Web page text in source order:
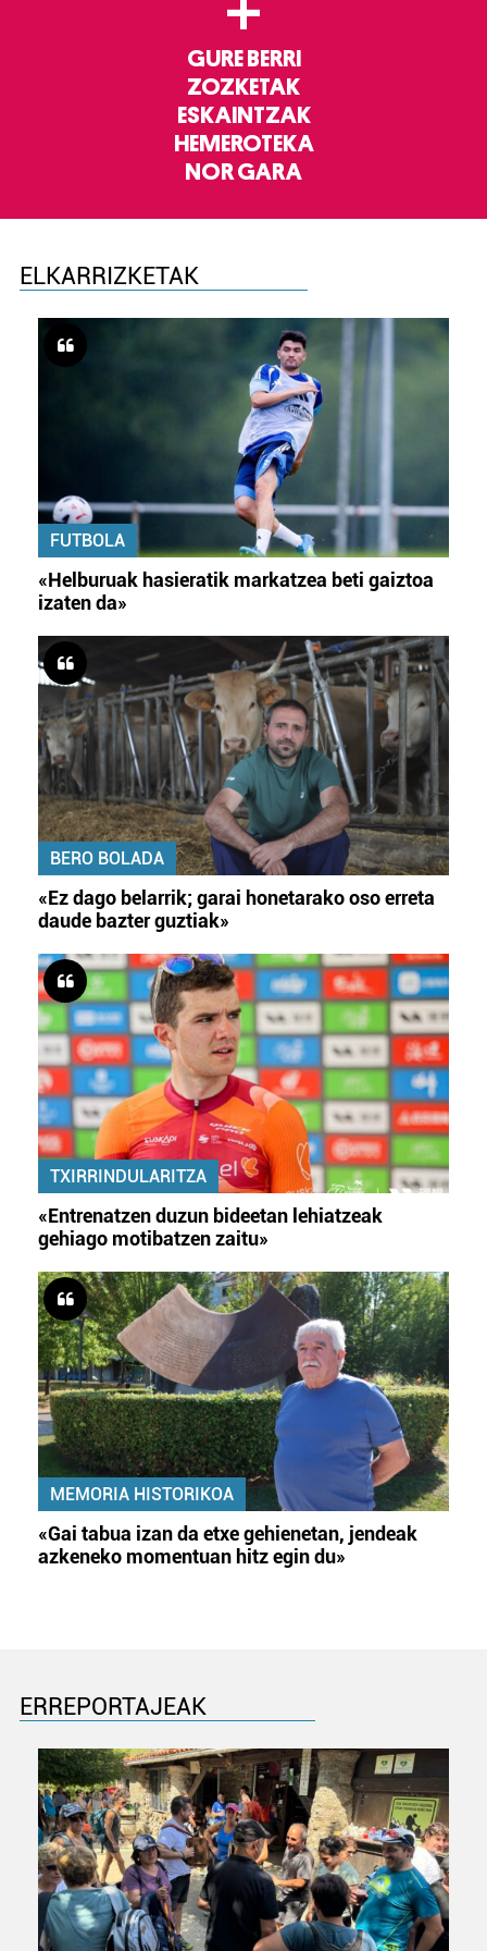
GURE BERRI
ZOZKETAK
ESKAINTZAK
HEMEROTEKA
NOR GARA
ELKARRIZKETAK
FUTBOLA
«Helburuak hasieratik markatzea beti gaiztoa
izaten da»
BERO BOLADA
«Ez dago belarrik; garai honetarako oso erreta
daude bazter guztiak»
TXIRRINDULARITZA
«Entrenatzen duzun bideetan lehiatzeak
gehiago motibatzen zaitu»
MEMORIA HISTORIKOA
«Gai tabua izan da etxe gehienetan, jendeak
azkeneko momentuan hitz egin du»
ERREPORTAJEAK